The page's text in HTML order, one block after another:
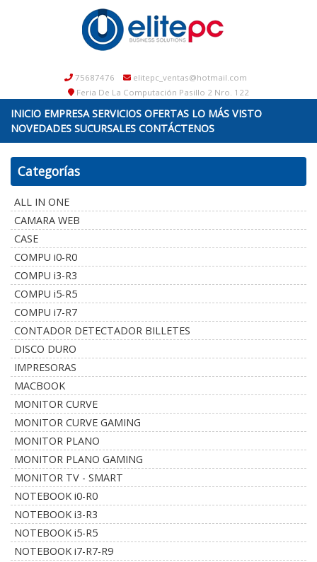
75687476
elitepc_ventas@hotmail.com
Feria De La Computación Pasillo 2 Nro. 122
INICIO EMPRESA SERVICIOS OFERTAS LO MÁS VISTO
NOVEDADES SUCURSALES CONTÁCTENOS
Categorías
ALL IN ONE
CAMARA WEB
CASE
COMPU i0-R0
COMPU i3-R3
COMPU i5-R5
COMPU i7-R7
CONTADOR DETECTADOR BILLETES
DISCO DURO
IMPRESORAS
MACBOOK
MONITOR CURVE
MONITOR CURVE GAMING
MONITOR PLANO
MONITOR PLANO GAMING
MONITOR TV - SMART
NOTEBOOK i0-R0
NOTEBOOK i3-R3
NOTEBOOK i5-R5
NOTEBOOK i7-R7-R9